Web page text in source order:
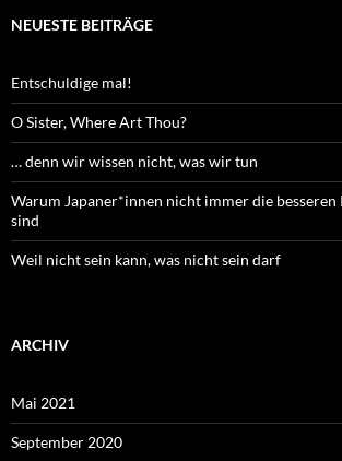
NEUESTE BEITRÄGE
Entschuldige mal!
O Sister, Where Art Thou?
… denn wir wissen nicht, was wir tun
Warum Japaner*innen nicht immer die
sind
Weil nicht sein kann, was nicht sein darf
ARCHIV
Mai 2021
September 2020